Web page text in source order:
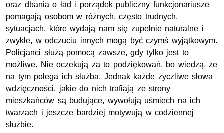
oraz dbania o ład i porządek publiczny funkcjonariusze
pomagają osobom w różnych, często trudnych,
sytuacjach, które wydają nam się zupełnie naturalne i
zwykłe, w odczuciu innych mogą być czymś wyjątkowym.
Policjanci służą pomocą zawsze, gdy tylko jest to
możliwe. Nie oczekują za to podziękowań, bo wiedzą, że
na tym polega ich służba. Jednak każde życzliwe słowa
wdzięczności, jakie do nich trafiają ze strony
mieszkańców są budujące, wywołują uśmiech na ich
twarzach i jeszcze bardziej motywują w codziennej
służbie.